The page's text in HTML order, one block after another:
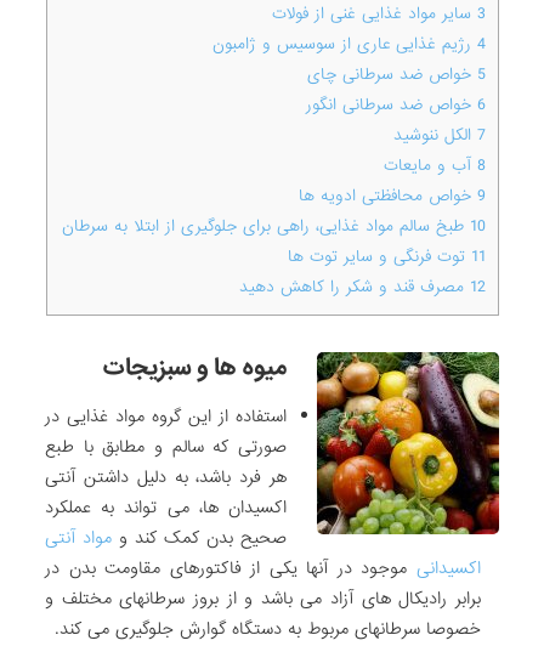
3 سایر مواد غذایی غنی از فولات
4 رژیم غذایی عاری از سوسیس و ژامبون
5 خواص ضد سرطانی چای
6 خواص ضد سرطانی انگور
7 الکل ننوشید
8 آب و مایعات
9 خواص محافظتی ادویه ها
10 طبخ سالم مواد غذایی، راهی برای جلوگیری از ابتلا به سرطان
11 توت فرنگی و سایر توت ها
12 مصرف قند و شکر را کاهش دهید
میوه ها و سبزیجات
استفاده از این گروه مواد غذایی در
صورتی که سالم و مطابق با طبع
هر فرد باشد، به دلیل داشتن آنتی
اکسیدان ها، می تواند به عملکرد
صحیح بدن کمک کند و مواد آنتی
اکسیدانی موجود در آنها یکی از فاکتورهای مقاومت بدن در
برابر رادیکال های آزاد می باشد و از بروز سرطانهای مختلف و
خصوصا سرطانهای مربوط به دستگاه گوارش جلوگیری می کند.